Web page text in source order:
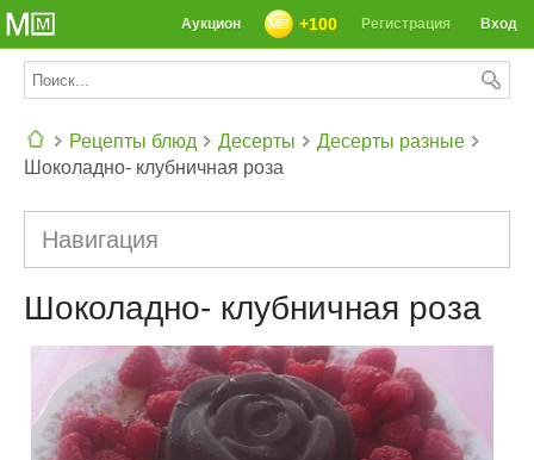
Вход
Регистрация
+100
Аукцион
Рецепты блюд Десерты
Десерты разные
Шоколадно- клубничная роза
Навигация
Шоколадно- клубничная роза